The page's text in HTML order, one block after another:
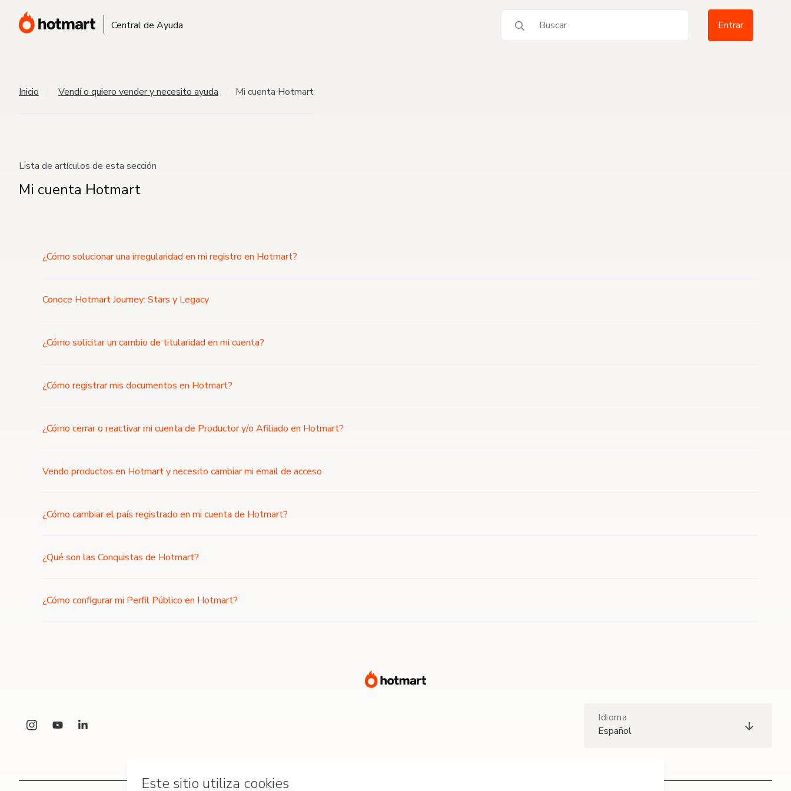
Central de Ayuda Entrar
Inicio Vendí o quiero vender y necesito ayuda Mi cuenta Hotmart
Lista de artículos de esta sección
Mi cuenta Hotmart
¿Cómo solucionar una irregularidad en mi registro en Hotmart?
Conoce Hotmart Journey: Stars y Legacy
¿Cómo solicitar un cambio de titularidad en mi cuenta?
¿Cómo registrar mis documentos en Hotmart?
¿Cómo cerrar o reactivar mi cuenta de Productor y/o Afiliado en Hotmart?
Vendo productos en Hotmart y necesito cambiar mi email de acceso
¿Cómo cambiar el país registrado en mi cuenta de Hotmart?
¿Qué son las Conquistas de Hotmart?
¿Cómo configurar mi Perfil Público en Hotmart?
Idioma
Español